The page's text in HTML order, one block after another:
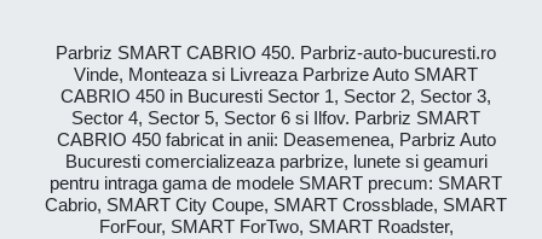
Parbriz SMART CABRIO 450. Parbriz-auto-bucuresti.ro
Vinde, Monteaza si Livreaza Parbrize Auto SMART
CABRIO 450 in Bucuresti Sector 1, Sector 2, Sector 3,
Sector 4, Sector 5, Sector 6 si Ilfov. Parbriz SMART
CABRIO 450 fabricat in anii: Deasemenea, Parbriz Auto
Bucuresti comercializeaza parbrize, lunete si geamuri
pentru intraga gama de modele SMART precum: SMART
Cabrio, SMART City Coupe, SMART Crossblade, SMART
ForFour, SMART ForTwo, SMART Roadster,